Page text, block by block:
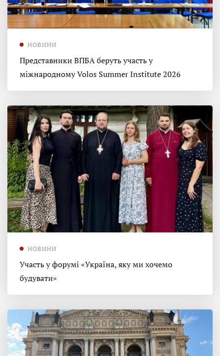
НОВИНИ
Представники ВПБА беруть участь у
міжнародному Volos Summer Institute 2026
НОВИНИ
Участь у форумі «Україна, яку ми хочемо
будувати»